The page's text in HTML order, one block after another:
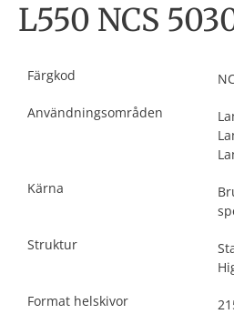
L550 NCS
Färgkod
Användningsområden
Kärna
Struktur
Format helskivor